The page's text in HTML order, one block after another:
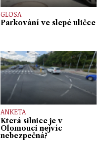
GLOSA
Parkování ve slepé uličce
ANKETA
Která silnice je v
Olomouci nejvíc
nebezpečná?